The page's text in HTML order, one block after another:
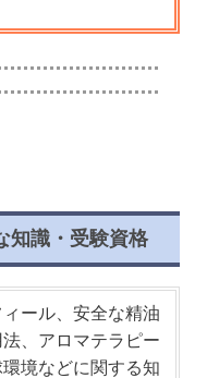
知識・受験資格
ール、安全な精油
、アロマテラピー
境などに関する知